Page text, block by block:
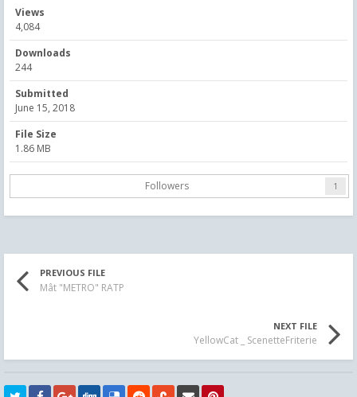
Views
4,084
Downloads
244
Submitted
June 15, 2018
File Size
1.86 MB
Followers 1
PREVIOUS FILE
Mât "METRO" RATP
NEXT FILE
YellowCat _ ScenetteFriterie